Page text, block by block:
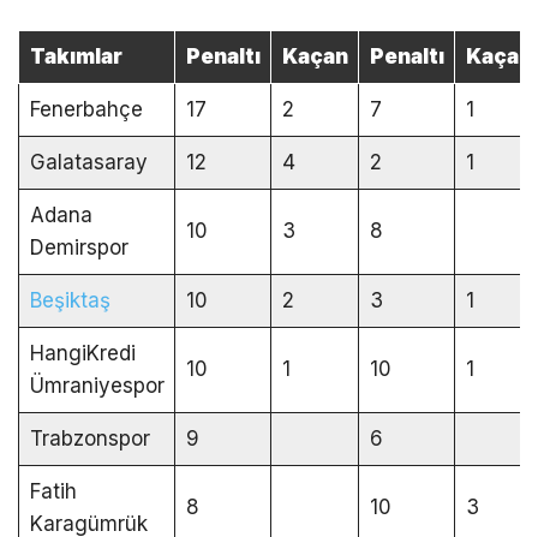
Takımlar Penaltı Kaçan Penaltı Kaçan
Fenerbahçe 17 2 7 1
Galatasaray 12 4 2 1
Adana
Demirspor
10 3 8
Beşiktaş 10 2 3 1
HangiKredi
Ümraniyespor
10 1 10 1
Trabzonspor 9 6
Fatih
Karagümrük
8 10 3